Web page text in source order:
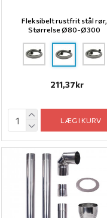
Fleksibelt rustfrit stål rør,
Størrelse Ø80-Ø300
211,37kr
LÆG I KURV